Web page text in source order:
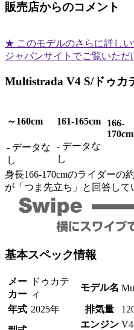
販売店からのコメント
★ このモデルのさらに詳し
ジャパンサイトでご覧いただ
Multistrada V4 S/ドゥカ
～160cm
- データな
し
161-165cm
- データな
し
166-
170cm
身長166-170cmのライダーの
が「つま先立ち」と回答して
基本スペック情報
メー
カー
ドゥカテ
ィ
モデル名
年式 2025年 排気量
エンジン